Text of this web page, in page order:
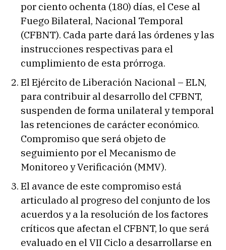
por ciento ochenta (180) días, el Cese al
Fuego Bilateral, Nacional Temporal
(CFBNT). Cada parte dará las órdenes y las
instrucciones respectivas para el
cumplimiento de esta prórroga.
El Ejército de Liberación Nacional – ELN,
para contribuir al desarrollo del CFBNT,
suspenden de forma unilateral y temporal
las retenciones de carácter económico.
Compromiso que será objeto de
seguimiento por el Mecanismo de
Monitoreo y Verificación (MMV).
El avance de este compromiso está
articulado al progreso del conjunto de los
acuerdos y a la resolución de los factores
críticos que afectan el CFBNT, lo que será
evaluado en el VII Ciclo a desarrollarse en